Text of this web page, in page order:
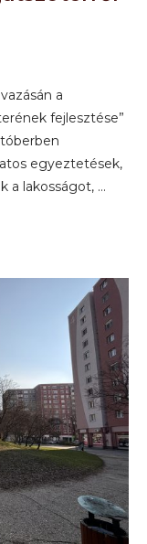
a
fejlesztése”
egyeztetések,
a lakosságot, …